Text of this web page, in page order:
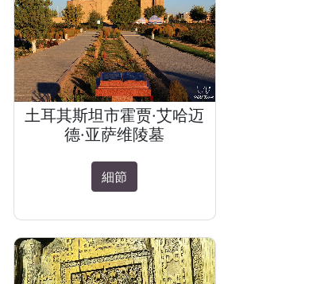
土耳其斯坦市霍贾·艾哈迈
德·亚萨维陵墓
細節